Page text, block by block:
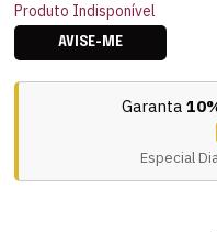
Produto Indisponível
AVISE-ME
Garanta
Especial